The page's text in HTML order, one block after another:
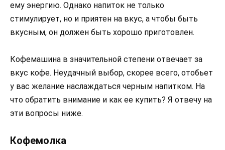
ему энергию. Однако напиток не только
стимулирует, но и приятен на вкус, а чтобы быть
вкусным, он должен быть хорошо приготовлен.
Кофемашина в значительной степени отвечает за
вкус кофе. Неудачный выбор, скорее всего, отобьет
у вас желание наслаждаться черным напитком. На
что обратить внимание и как ее купить? Я отвечу на
эти вопросы ниже.
Кофемолка